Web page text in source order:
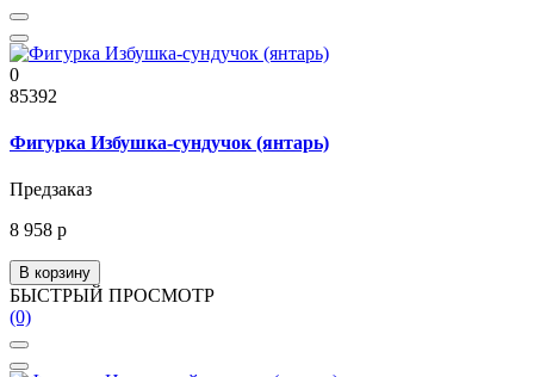
0
85392
Фигурка Избушка-сундучок (янтарь)
Предзаказ
8 958 р
В корзину
БЫСТРЫЙ ПРОСМОТР
(0)